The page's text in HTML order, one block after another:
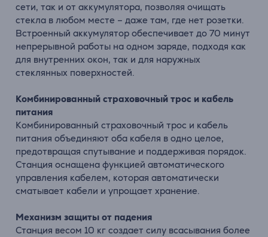
сети, так и от аккумулятора, позволяя очищать
стекла в любом месте – даже там, где нет розетки.
Встроенный аккумулятор обеспечивает до 70 минут
непрерывной работы на одном заряде, подходя как
для внутренних окон, так и для наружных
стеклянных поверхностей.
Комбинированный страховочный трос и кабель
питания
Комбинированный страховочный трос и кабель
питания объединяют оба кабеля в одно целое,
предотвращая спутывание и поддерживая порядок.
Станция оснащена функцией автоматического
управления кабелем, которая автоматически
сматывает кабели и упрощает хранение.
Механизм защиты от падения
Станция весом 10 кг создает силу всасывания более